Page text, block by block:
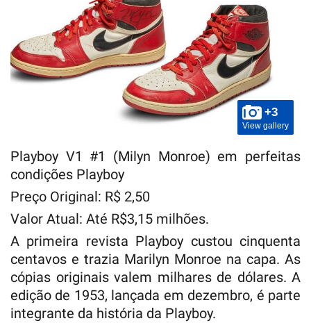
+3
View gallery
Playboy V1 #1 (Milyn Monroe) em perfeitas
condições Playboy
Preço Original: R$ 2,50
Valor Atual: Até R$3,15 milhões.
A primeira revista Playboy custou cinquenta
centavos e trazia Marilyn Monroe na capa. As
cópias originais valem milhares de dólares. A
edição de 1953, lançada em dezembro, é parte
integrante da história da Playboy.